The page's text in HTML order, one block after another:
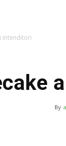
intenditori
By